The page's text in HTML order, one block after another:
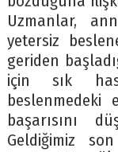
Uzmanlar,
yetersiz
geriden
için sık
beslenmedeki
başarısını
Geldiğimiz